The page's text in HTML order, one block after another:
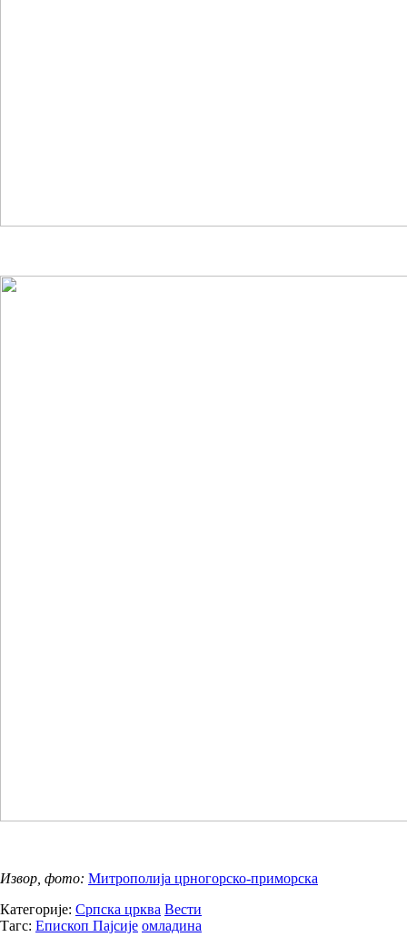
Извор, фото: Митрополија црногорско-приморска
Категорије: Српска црква Вести
Тагс: Епископ Пајсије омладина